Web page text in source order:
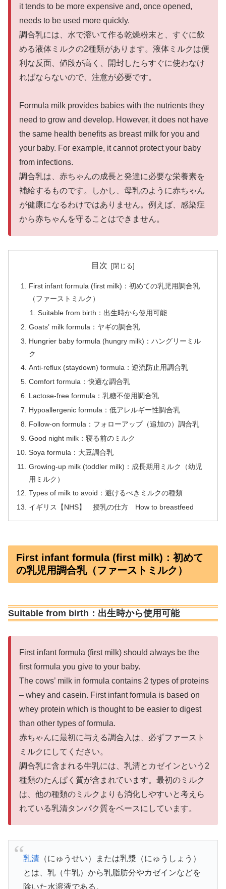
it tends to be more expensive and, once opened,
needs to be used more quickly.
調合乳には、水で溶いて作る乾燥粉末と、すぐに飲
める液体ミルクの2種類があります。液体ミルクは便
利な反面、値段が高く、開封したらすぐに使わなけ
ればならないので、注意が必要です。
Formula milk provides babies with the nutrients they
need to grow and develop. However, it does not have
the same health benefits as breast milk for you and
your baby. For example, it cannot protect your baby
from infections.
調合乳は、赤ちゃんの成長と発達に必要な栄養素を
補給するものです。しかし、母乳のように赤ちゃん
が健康になるわけではありません。例えば、感染症
から赤ちゃんを守ることはできません。
目次
First infant formula (first milk)：初めての乳児用調合乳
（ファーストミルク）
Suitable from birth：出生時から使用可能
Goats’ milk formula：ヤギの調合乳
Hungrier baby formula (hungry milk)：ハングリーミル
ク
Anti-reflux (staydown) formula：逆流防止用調合乳
Comfort formula：快適な調合乳
Lactose-free formula：乳糖不使用調合乳
Hypoallergenic formula：低アレルギー性調合乳
Follow-on formula：フォローアップ（追加の）調合乳
Good night milk：寝る前のミルク
Soya formula：大豆調合乳
Growing-up milk (toddler milk)：成長期用ミルク（幼児
用ミルク）
Types of milk to avoid：避けるべきミルクの種類
イギリス【NHS】 授乳の仕方 How to breastfeed
First infant formula (first milk)：初めて
の乳児用調合乳（ファーストミルク）
Suitable from birth：出生時から使用可能
First infant formula (first milk) should always be the
first formula you give to your baby.
The cows’ milk in formula contains 2 types of proteins
– whey and casein. First infant formula is based on
whey protein which is thought to be easier to digest
than other types of formula.
赤ちゃんに最初に与える調合入は、必ずファースト
ミルクにしてください。
調合乳に含まれる牛乳には、乳清とカゼインという2
種類のたんぱく質が含まれています。最初のミルク
は、他の種類のミルクよりも消化しやすいと考えら
れている乳清タンパク質をベースにしています。
乳清（にゅうせい）または乳漿（にゅうしょう）
とは、乳（牛乳）から乳脂肪分やカゼインなどを
除いた水溶液である。